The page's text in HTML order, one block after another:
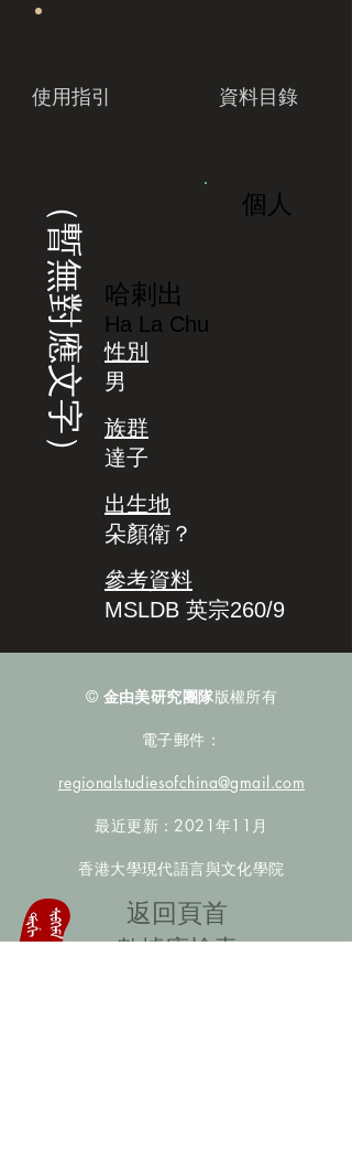
使用指引 資料目錄
（暫無對應文字） 個人
哈剌出
Ha La Chu
性別
男
族群
達子
出生地
朵顏衛？
參考資料
MSLDB 英宗260/9
© 金由美研究團隊版權所有
電子郵件：
regionalstudiesofchina@gmail.com
最近更新：2021年11月
香港大學現代語言與文化學院
​返回頁首
數據庫檢索